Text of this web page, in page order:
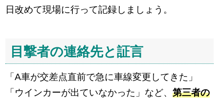
日改めて現場に行って記録しましょう。
目撃者の連絡先と証言
「A車が交差点直前で急に車線変更してきた」
「ウインカーが出ていなかった」など、第三者の